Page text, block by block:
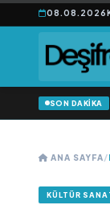
08.08.2026
SON DAKİKA
sevilen
ANA SAYFA/
KÜLTÜR